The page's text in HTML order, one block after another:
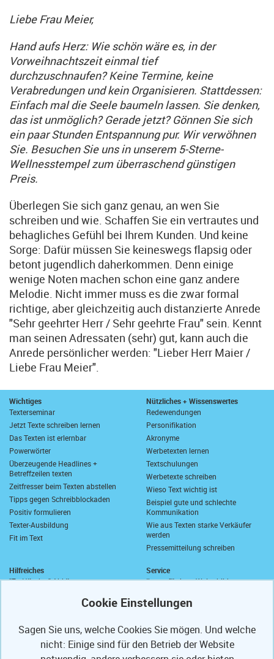
Liebe Frau Meier,
Hand aufs Herz: Wie schön wäre es, in der
Vorweihnachtszeit einmal tief
durchzuschnaufen? Keine Termine, keine
Verabredungen und kein Organisieren. Stattdessen:
Einfach mal die Seele baumeln lassen. Sie denken,
das ist unmöglich? Gerade jetzt? Gönnen Sie sich
ein paar Stunden Entspannung pur. Wir verwöhnen
Sie. Besuchen Sie uns in unserem 5-Sterne-
Wellnesstempel zum überraschend günstigen
Preis.
Überlegen Sie sich ganz genau, an wen Sie
schreiben und wie. Schaffen Sie ein vertrautes und
behagliches Gefühl bei Ihrem Kunden. Und keine
Sorge: Dafür müssen Sie keineswegs flapsig oder
betont jugendlich daherkommen. Denn einige
wenige Noten machen schon eine ganz andere
Melodie. Nicht immer muss es die zwar formal
richtige, aber gleichzeitig auch distanzierte Anrede
"Sehr geehrter Herr / Sehr geehrte Frau" sein. Kennt
man seinen Adressaten (sehr) gut, kann auch die
Anrede persönlicher werden: "Lieber Herr Maier /
Liebe Frau Meier".
Wichtiges
Texterseminar
Jetzt Texte schreiben lernen
Das Texten ist erlernbar
Powerwörter
Überzeugende Headlines +
Betreffzeilen texten
Zeitfresser beim Texten abstellen
Tipps gegen Schreibblockaden
Positiv formulieren
Texter-Ausbildung
Fit im Text
Nützliches + Wissenswertes
Redewendungen
Personifikation
Akronyme
Werbetexten lernen
Textschulungen
Werbetexte schreiben
Wieso Text wichtig ist
Beispiel gute und schlechte
Kommunikation
Wie aus Texten starke Verkäufer
werden
Pressemitteilung schreiben
Hilfreiches
"Zu Händen" Abkürzung
Wie schreibt man "wie viel"?
Längstes deutsches Wort
Anrede in E-Mails
Anschriften und Anreden
Service
Ihre geförderte Weiterbildung
Ihre Texterfibel
Homepage-Test
Muster-Widerrufsformular
Sagen Sie uns, welche Cookies Sie mögen. Und welche
nicht: Einige sind für den Betrieb der Website